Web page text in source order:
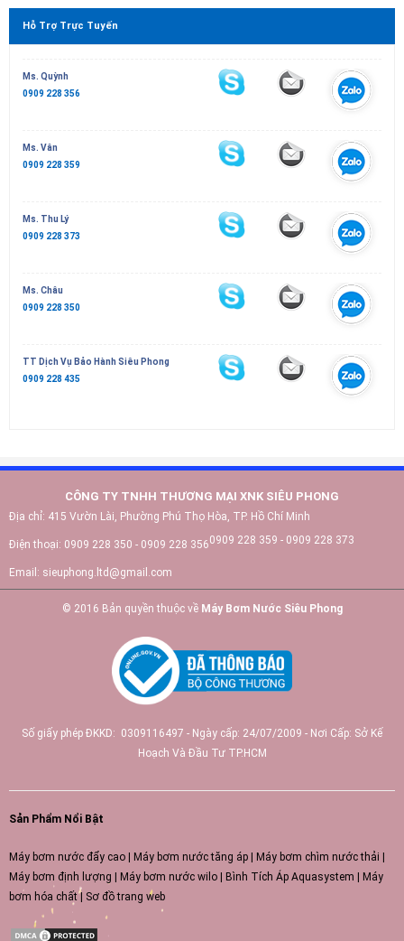
Hỗ Trợ Trực Tuyến
Ms. Quỳnh
0909 228 356
Ms. Vân
0909 228 359
Ms. Thu Lý
0909 228 373
Ms. Châu
0909 228 350
TT Dịch Vụ Bảo Hành Siêu Phong
0909 228 435
CÔNG TY TNHH THƯƠNG MẠI XNK SIÊU PHONG
Địa chỉ: 415 Vườn Lài, Phường Phú Thọ Hòa, TP. Hồ Chí Minh
Điện thoại: 0909 228 350 - 0909 228 3560909 228 359 - 0909 228 373
Email: sieuphong.ltd@gmail.com
© 2016 Bản quyền thuộc về Máy Bơm Nước Siêu Phong
Số giấy phép ĐKKD: 0309116497 - Ngày cấp: 24/07/2009 - Nơi Cấp: Sở Kế
Hoạch Và Đầu Tư TP.HCM
Sản Phẩm Nổi Bật
Máy bơm nước đẩy cao Máy bơm nước tăng áp Máy bơm chìm nước thải
Máy bơm định lượng
Máy bơm nước wilo Bình Tích Áp Aquasystem
Máy
bơm hóa chất| Sơ đồ trang web